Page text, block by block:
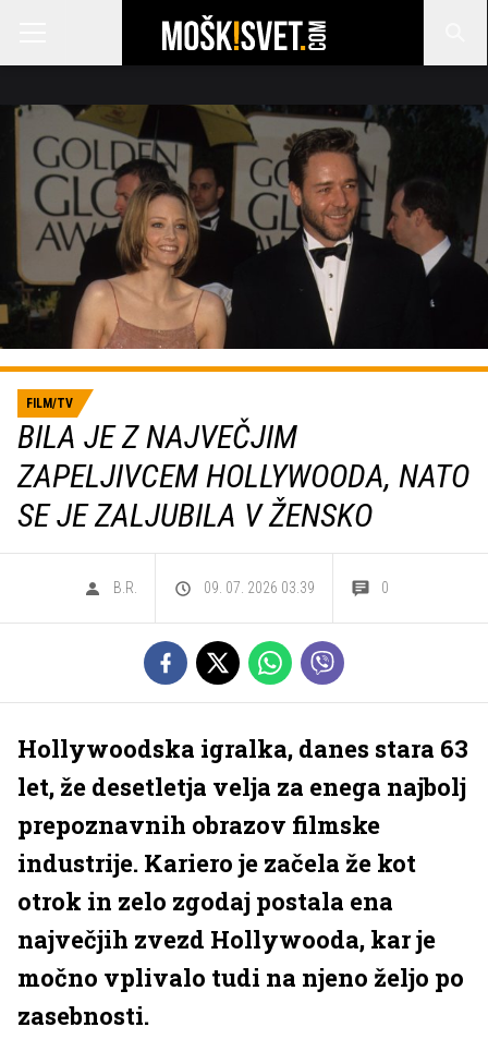
FILM/TV
BILA JE Z NAJVEČJIM
ZAPELJIVCEM HOLLYWOODA, NATO
SE JE ZALJUBILA V ŽENSKO
B.R. 09. 07. 2026 03.39 0
Hollywoodska igralka, danes stara 63
let, že desetletja velja za enega najbolj
prepoznavnih obrazov filmske
industrije. Kariero je začela že kot
otrok in zelo zgodaj postala ena
največjih zvezd Hollywooda, kar je
močno vplivalo tudi na njeno željo po
zasebnosti.